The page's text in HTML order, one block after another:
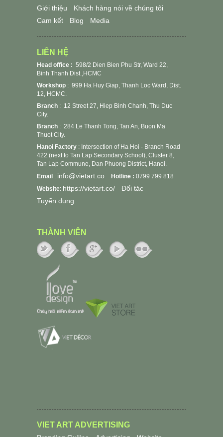
Giới thiệu
Khách hàng nói về chúng tôi
Cam kết
Blog Media
LIÊN HỆ
Head office : 598/2 Dien Bien Phu Str, Ward 22,
Binh Thanh Dist.,HCMC
Workshop : 999 Ha Huy Giap, Thanh Loc Ward, Dist.
12, HCMC.
Branch : 12 Street 27, Hiep Binh Chanh, Thu Duc
City.
Branch : 284 Le Thanh Tong, Tan An, Buon Ma
Thuot City.
Hanoi Factory : Intersection of Ha Hoi - Branch Road
422 (next to Tan Lap Secondary School), Cluster 8,
Tan Lap Commune, Dan Phuong District, Hanoi.
Email : info@vietart.co Hotline : 0799 799 818
Website: https://vietart.co/
Đối tác
Tuyển dụng
THÀNH VIÊN
VIET ART ADVERTISING